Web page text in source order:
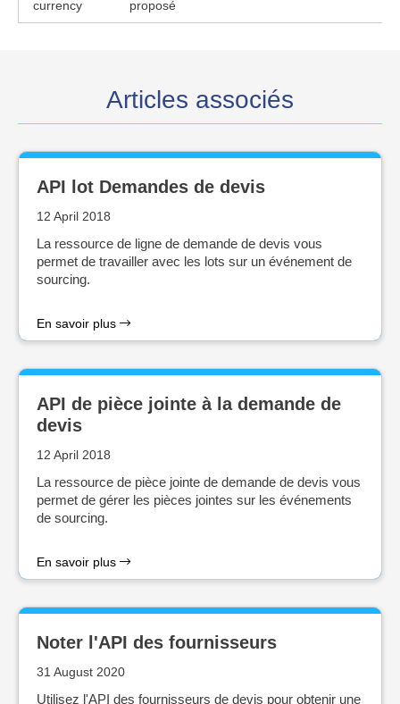
currency
proposé
Articles associés
API lot Demandes de devis
12 April 2018
La ressource de ligne de demande de devis vous
permet de travailler avec les lots sur un événement de
sourcing.
En savoir plus
API de pièce jointe à la demande de
devis
12 April 2018
La ressource de pièce jointe de demande de devis vous
permet de gérer les pièces jointes sur les événements
de sourcing.
En savoir plus
Noter l'API des fournisseurs
31 August 2020
Utilisez l'API des fournisseurs de devis pour obtenir une